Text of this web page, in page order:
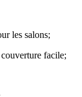
les salons;
facile;